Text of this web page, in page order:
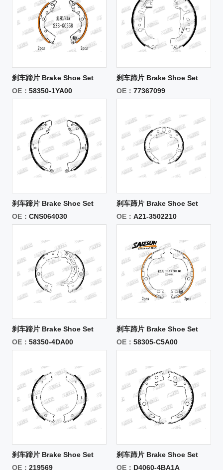
刹车蹄片 Brake Shoe Set
OE： 58350-1YA00
刹车蹄片 Brake Shoe Set
OE： 77367099
刹车蹄片 Brake Shoe Set
OE： CNS064030
刹车蹄片 Brake Shoe Set
OE： A21-3502210
刹车蹄片 Brake Shoe Set
OE： 58350-4DA00
刹车蹄片 Brake Shoe Set
OE： 58305-C5A00
刹车蹄片 Brake Shoe Set
OE： 219569
刹车蹄片 Brake Shoe Set
OE： D4060-4BA1A